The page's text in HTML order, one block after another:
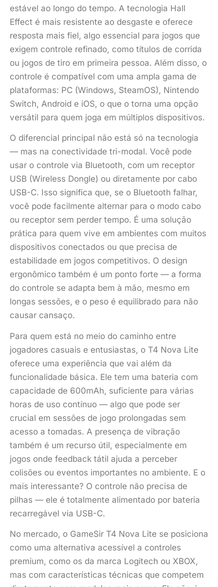
estável ao longo do tempo. A tecnologia Hall
Effect é mais resistente ao desgaste e oferece
resposta mais fiel, algo essencial para jogos que
exigem controle refinado, como títulos de corrida
ou jogos de tiro em primeira pessoa. Além disso, o
controle é compatível com uma ampla gama de
plataformas: PC (Windows, SteamOS), Nintendo
Switch, Android e iOS, o que o torna uma opção
versátil para quem joga em múltiplos dispositivos.
O diferencial principal não está só na tecnologia
— mas na conectividade tri-modal. Você pode
usar o controle via Bluetooth, com um receptor
USB (Wireless Dongle) ou diretamente por cabo
USB-C. Isso significa que, se o Bluetooth falhar,
você pode facilmente alternar para o modo cabo
ou receptor sem perder tempo. É uma solução
prática para quem vive em ambientes com muitos
dispositivos conectados ou que precisa de
estabilidade em jogos competitivos. O design
ergonômico também é um ponto forte — a forma
do controle se adapta bem à mão, mesmo em
longas sessões, e o peso é equilibrado para não
causar cansaço.
Para quem está no meio do caminho entre
jogadores casuais e entusiastas, o T4 Nova Lite
oferece uma experiência que vai além da
funcionalidade básica. Ele tem uma bateria com
capacidade de 600mAh, suficiente para várias
horas de uso contínuo — algo que pode ser
crucial em sessões de jogo prolongadas sem
acesso a tomadas. A presença de vibração
também é um recurso útil, especialmente em
jogos onde feedback tátil ajuda a perceber
colisões ou eventos importantes no ambiente. E o
mais interessante? O controle não precisa de
pilhas — ele é totalmente alimentado por bateria
recarregável via USB-C.
No mercado, o GameSir T4 Nova Lite se posiciona
como uma alternativa acessível a controles
premium, como os da marca Logitech ou XBOX,
mas com características técnicas que competem